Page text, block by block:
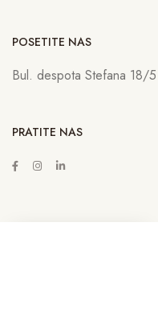
POSETITE NAS
Bul. despota Stefana 18/5
PRATITE NAS